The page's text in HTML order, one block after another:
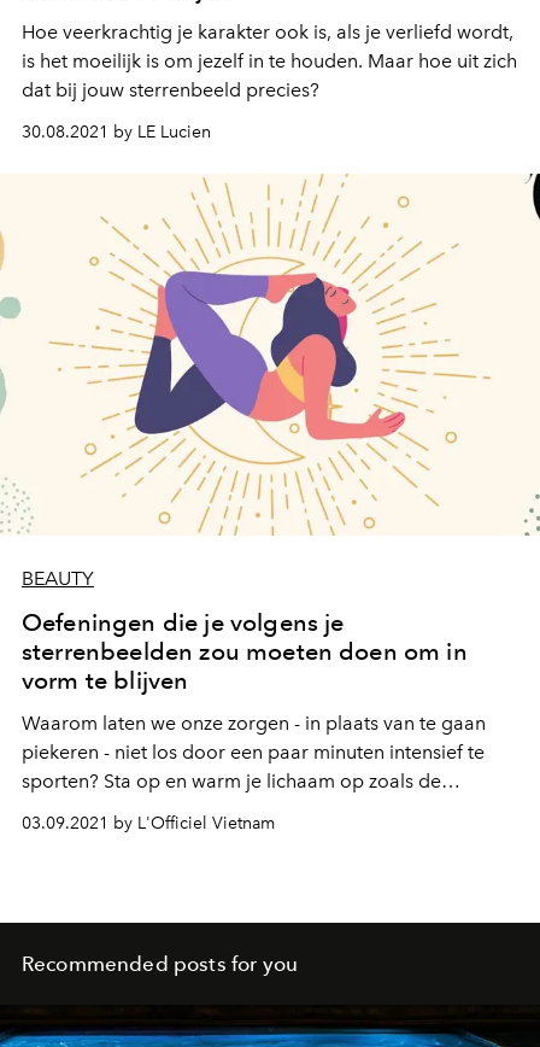
Hoe veerkrachtig je karakter ook is, als je verliefd wordt,
is het moeilijk is om jezelf in te houden. Maar hoe uit zich
dat bij jouw sterrenbeeld precies?
30.08.2021 by LE Lucien
BEAUTY
Oefeningen die je volgens je
sterrenbeelden zou moeten doen om in
vorm te blijven
Waarom laten we onze zorgen - in plaats van te gaan
piekeren - niet los door een paar minuten intensief te
sporten? Sta op en warm je lichaam op zoals de
sterrenbeelden je vertellen! Niet alleen om overtollige
energie verbranden, maar ook om je psyche weer in
03.09.2021 by L'Officiel Vietnam
Recommended posts for you